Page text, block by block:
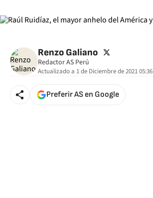
Renzo Galiano twitter
Redactor AS Perú
Actualizado a 1 de Diciembre de 2021 05:36
Preferir AS en Google